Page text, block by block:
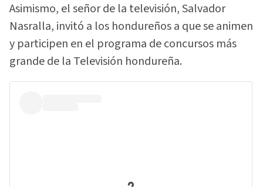
Asimismo, el señor de la televisión, Salvador
Nasralla, invitó a los hondureños a que se animen
y participen en el programa de concursos más
grande de la Televisión hondureña.